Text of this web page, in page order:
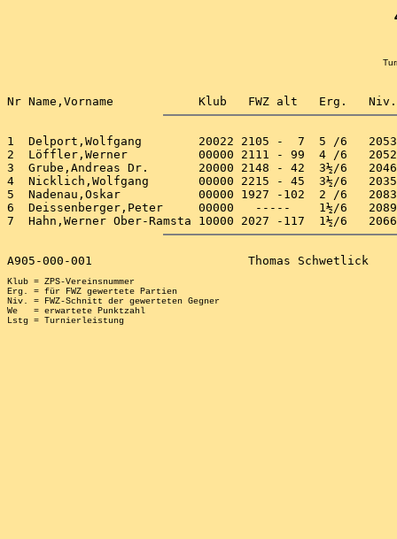
1  Delport,Wolfgang        20022 2105 -  7  5 /6
2  Löffler,Werner          00000 2111 - 99  4 /6   2052
3  Grube,Andreas Dr.       20000 2148 - 42  3½/6
4  Nicklich,Wolfgang       00000 2215 - 45  3½/6
5  Nadenau,Oskar           00000 1927 -102  2 /6
6  Deissenberger,Peter     00000   -----    1½/6
Klub = ZPS-Vereinsnummer
Erg. = für FWZ gewertete Partien
Niv. = FWZ-Schnitt der gewerteten Gegner
We   = erwartete Punktzahl